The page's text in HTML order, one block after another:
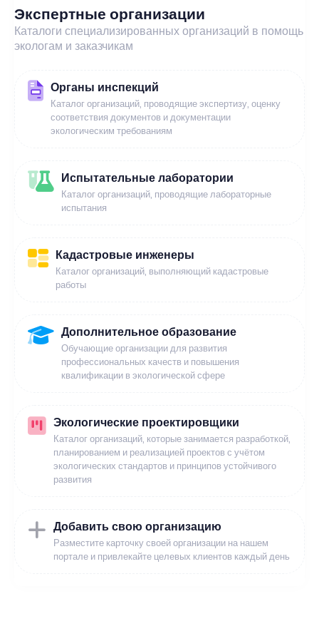
Экспертные организации
Каталоги специализированных организаций в помощь
экологам и заказчикам
Органы инспекций
Каталог организаций, проводящие экспертизу, оценку
соответствия документов и документации
экологическим требованиям
Испытательные лаборатории
Каталог организаций, проводящие лабораторные
испытания
Кадастровые инженеры
Каталог организаций, выполняющий кадастровые
работы
Дополнительное образование
Обучающие организации для развития
профессиональных качеств и повышения
квалификации в экологической сфере
Экологические проектировщики
Каталог организаций, которые занимается разработкой,
планированием и реализацией проектов с учётом
экологических стандартов и принципов устойчивого
развития
Добавить свою организацию
Разместите карточку своей организации на нашем
портале и привлекайте целевых клиентов каждый день